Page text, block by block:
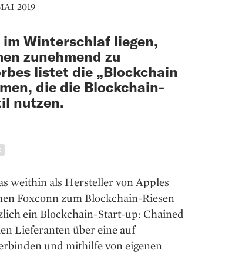
2019
Winterschlaf liegen,
zunehmend zu
listet die „Blockchain
die die Blockchain-
nutzen.
weithin als Hersteller von Apples
Foxconn zum Blockchain-Riesen
ein Blockchain-Start-up: Chained
Lieferanten über eine auf
und mithilfe von eigenen